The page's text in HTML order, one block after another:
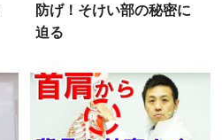
防げ！そけい部の秘密に
迫る